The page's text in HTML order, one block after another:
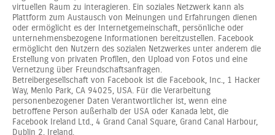
virtuellen Raum zu interagieren. Ein soziales Netzwerk kann als
Plattform zum Austausch von Meinungen und Erfahrungen dienen
oder ermöglicht es der Internetgemeinschaft, persönliche oder
unternehmensbezogene Informationen bereitzustellen. Facebook
ermöglicht den Nutzern des sozialen Netzwerkes unter anderem die
Erstellung von privaten Profilen, den Upload von Fotos und eine
Vernetzung über Freundschaftsanfragen.
Betreibergesellschaft von Facebook ist die Facebook, Inc., 1 Hacker
Way, Menlo Park, CA 94025, USA. Für die Verarbeitung
personenbezogener Daten Verantwortlicher ist, wenn eine
betroffene Person außerhalb der USA oder Kanada lebt, die
Facebook Ireland Ltd., 4 Grand Canal Square, Grand Canal Harbour,
Dublin 2, Ireland.